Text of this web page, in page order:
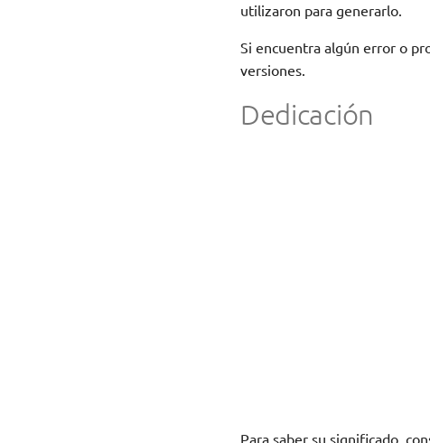
utilizaron para generarlo.
Si encuentra algún error o
versiones.
Dedicación
Para saber su significado,